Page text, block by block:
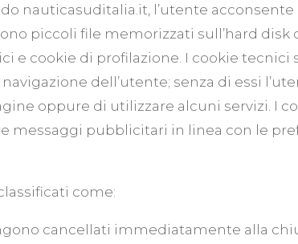
nauticasuditalia.it, l’utente
piccoli file memorizzati sull’hard
e cookie di profilazione. I cookie
dell’utente; senza di essi
oppure di utilizzare alcuni servizi. I
messaggi pubblicitari in linea con le
come:
cancellati immediatamente alla